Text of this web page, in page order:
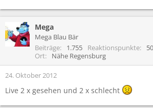
Mega
Mega Blau Bär
Beiträge
1.755 Reaktionspunkte
Ort
Nähe Regensburg
24. Oktober 2012
Live 2 x gesehen und 2 x schlecht